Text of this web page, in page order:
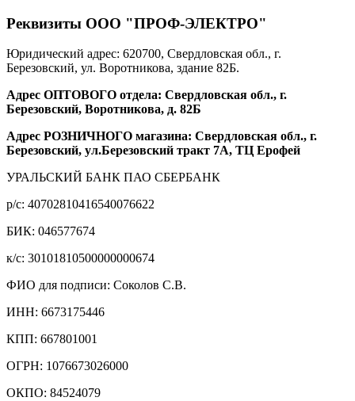
Реквизиты ООО "ПРОФ-ЭЛЕКТРО"
Юридический адрес: 620700, Свердловская обл., г.
Березовский, ул. Воротникова, здание 82Б.
Адрес ОПТОВОГО отдела: Свердловская обл., г.
Березовский, Воротникова, д. 82Б
Адрес РОЗНИЧНОГО магазина: Свердловская обл., г.
Березовский, ул.Березовский тракт 7А, ТЦ Ерофей
УРАЛЬСКИЙ БАНК ПАО СБЕРБАНК
р/c: 40702810416540076622
БИК: 046577674
к/c: 30101810500000000674
ФИО для подписи: Соколов С.В.
ИНН: 6673175446
КПП: 667801001
ОГРН: 1076673026000
ОКПО: 84524079